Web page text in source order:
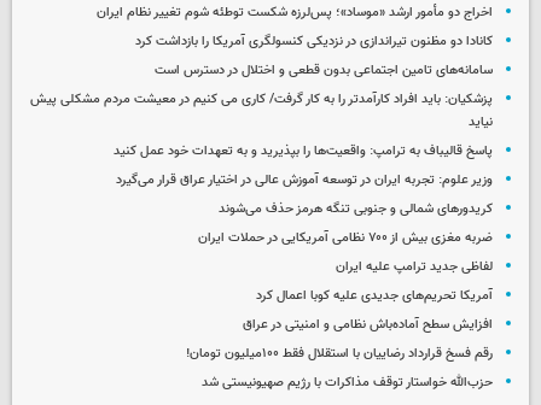
اخراج دو مأمور ارشد «موساد»؛ پس‌لرزه شکست توطئه شوم تغییر نظام ایران
کانادا دو مظنون تیراندازی در نزدیکی کنسولگری آمریکا را بازداشت کرد
سامانه‌های تامین اجتماعی بدون قطعی و اختلال در دسترس است
پزشکیان: باید افراد کارآمدتر را به کار گرفت/ کاری می کنیم در معیشت مردم مشکلی پیش
نیاید
پاسخ قالیباف به ترامپ: واقعیت‌ها را بپذیرید و به تعهدات خود عمل کنید
وزیر علوم: تجربه ایران در توسعه آموزش عالی در اختیار عراق قرار می‌گیرد
کریدورهای شمالی و جنوبی تنگه هرمز حذف می‌شوند
ضربه مغزی بیش از ۷۰۰ نظامی آمریکایی در حملات ایران
لفاظی جدید ترامپ علیه ایران
آمریکا تحریم‌های جدیدی علیه کوبا اعمال کرد
افزایش سطح آماده‌باش نظامی و امنیتی در عراق
رقم فسخ قرارداد رضاییان با استقلال فقط ۱۰۰میلیون تومان!
حزب‌الله خواستار توقف مذاکرات با رژیم صهیونیستی شد